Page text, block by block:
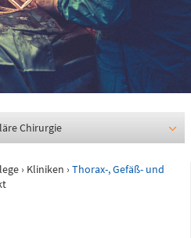
› Kliniken ›Thorax-, Gefäß- und
Chirurgie